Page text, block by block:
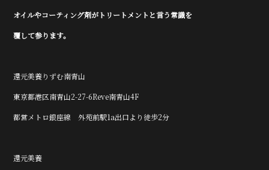
オイルやコーティング剤がトリートメントと言う常識を
覆して参ります。
還元美養りずむ南青山
東京都港区南青山2-27-6Reve南青山4F
都営メトロ銀座線 外苑前駅1a出口より徒歩2分
還元美養